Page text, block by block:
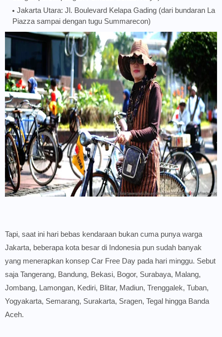
Jakarta Utara: Jl. Boulevard Kelapa Gading (dari bundaran La
Piazza sampai dengan tugu Summarecon)
Tapi, saat ini hari bebas kendaraan bukan cuma punya warga
Jakarta, beberapa kota besar di Indonesia pun sudah banyak
yang menerapkan konsep Car Free Day pada hari minggu. Sebut
saja Tangerang, Bandung, Bekasi, Bogor, Surabaya, Malang,
Jombang, Lamongan, Kediri, Blitar, Madiun, Trenggalek, Tuban,
Yogyakarta, Semarang, Surakarta, Sragen, Tegal hingga Banda
Aceh.